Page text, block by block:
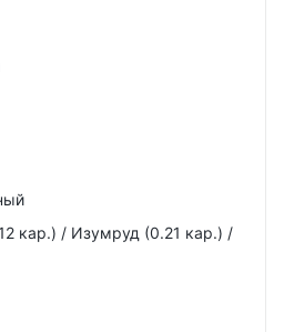
кар.) / Изумруд (0.21 кар.) /